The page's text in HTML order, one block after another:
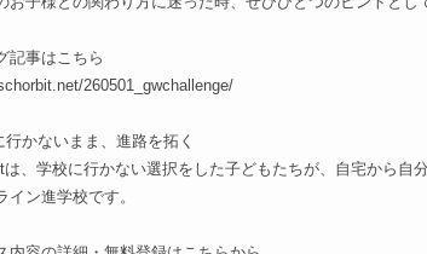
記事はこちら
260501_gwchallenge/
かないまま、進路を拓く
は、学校に行かない選択をした子どもたちが、自宅から自
イン進学校です。